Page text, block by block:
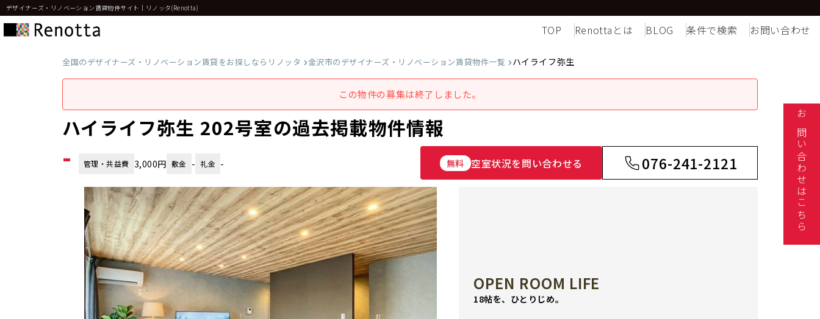
デザイナーズ・リノベーション賃貸物件サイト｜リノッタ(Renotta)
TOP Renottaとは BLOG 条件で検索 お問い合わせ
全国のデザイナーズ・リノベーション賃貸をお探しならリノッタ 金沢市のデザイナーズ・リノベーション賃貸物件一覧 ハイライフ弥生
この物件の募集は終了しました。
ハイライフ弥生 202号室の過去掲載物件情報
- 管理・共益費 3,000円 敷金 - 礼金 - 無料 空室状況を問い合わせる 076-241-2121
OPEN ROOM LIFE
18帖を、ひとりじめ。
お問い合わせはこちら